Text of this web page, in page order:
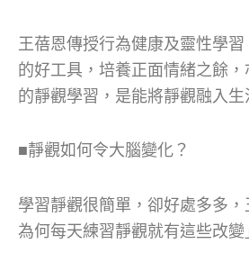
王蓓恩傳授行為健康及靈性學
的好工具，培養正面情緒之餘
的靜觀學習，是能將靜觀融入生
■靜觀如何令大腦變化？
學習靜觀很簡單，卻好處多多
為何每天練習靜觀就有這些改